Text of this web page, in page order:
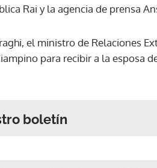
Rai y la agencia de prensa
el ministro de Relaciones
para recibir a la esposa
boletín